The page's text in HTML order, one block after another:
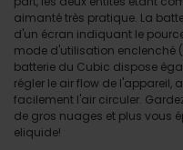
aimanté très pratique. La
d'un écran indiquant le
mode d'utilisation enclenché
batterie du Cubic dispose
régler le air flow de l'appareil,
facilement l'air circuler.
de gros nuages et plus vous
eliquide!